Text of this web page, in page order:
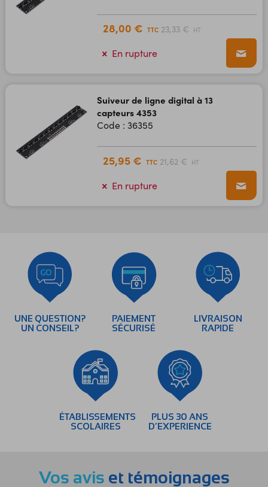
28,00 € TTC 23,33 € HT
En rupture
Suiveur de ligne digital à 13
capteurs 4353
Code : 36355
25,95 € TTC 21,62 € HT
En rupture
UNE QUESTION?
UN CONSEIL?
PAIEMENT
SÉCURISÉ
LIVRAISON
RAPIDE
ÉTABLISSEMENTS
SCOLAIRES
PLUS 30 ANS
D’EXPERIENCE
Vos avis et témoignages